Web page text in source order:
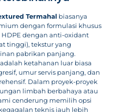
Termahal biasanya
dengan formulasi khusus
dengan anti-oxidant
tinggi), tekstur yang
pabrikan panjang.
ketahanan luar biasa
umur servis panjang, dan
Dalam proyek-proyek
limbah berbahaya atau
cenderung memilih opsi
teknis jauh lebih